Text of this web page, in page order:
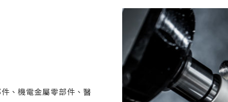
、機電金屬零部件、醫